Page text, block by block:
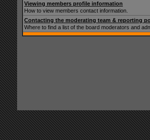
Viewing members profile information
How to view members contact information.
Contacting the moderating team & reporting
Where to find a list of the board moderators and